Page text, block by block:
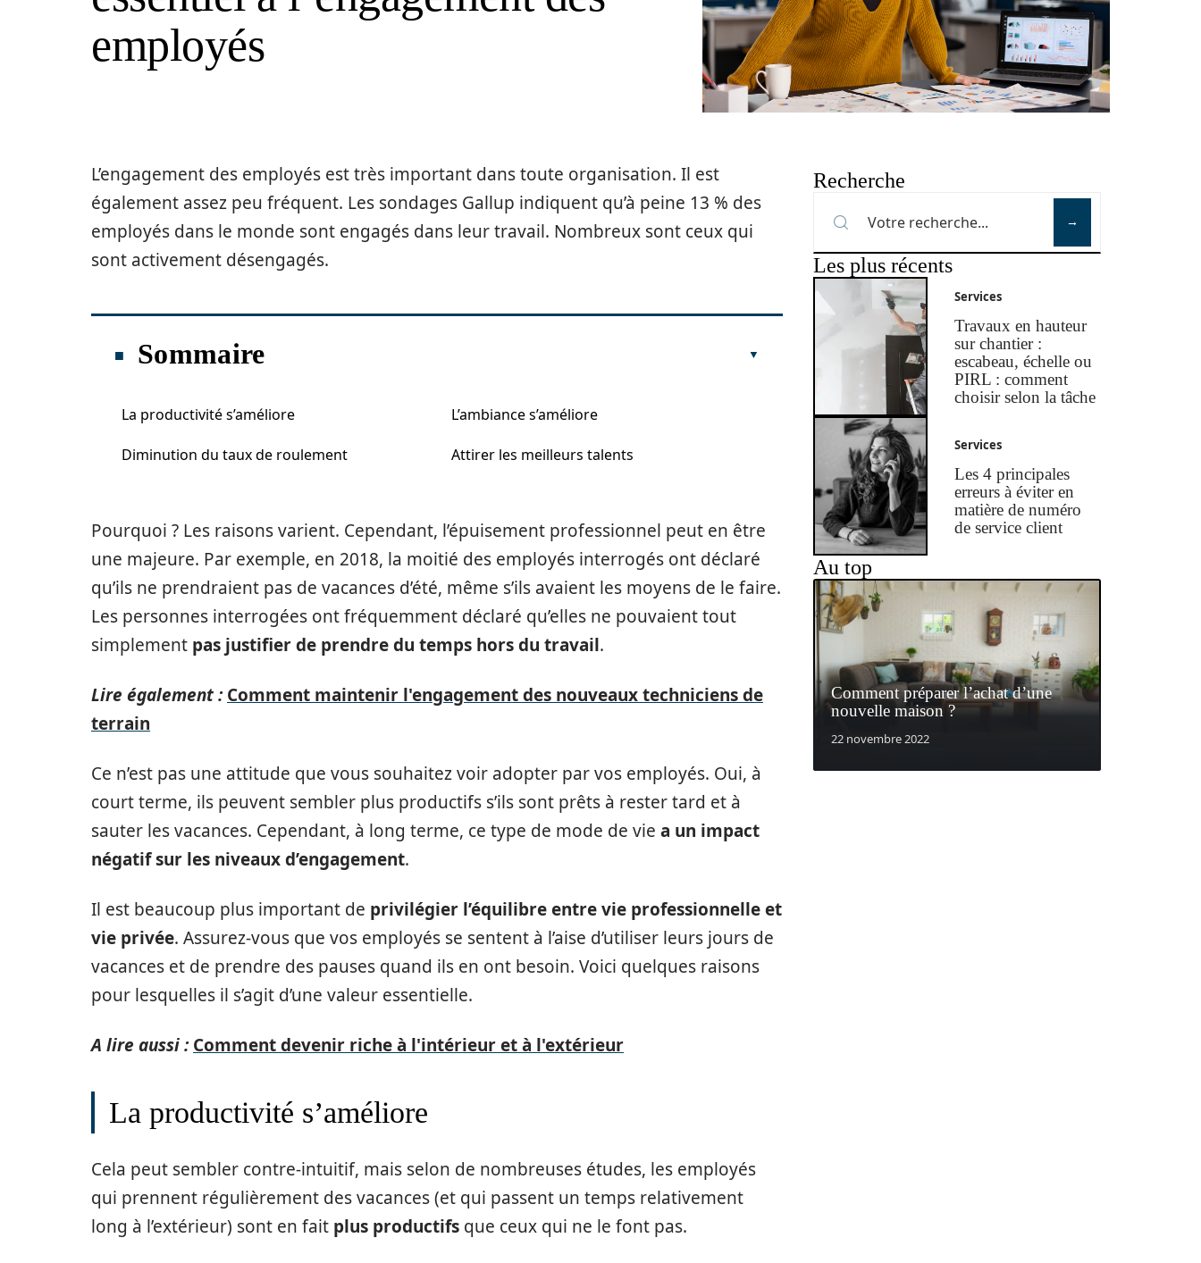
employés
L’engagement des employés est très important dans toute organisation. Il est
également assez peu fréquent. Les sondages Gallup indiquent qu’à peine 13 % des
employés dans le monde sont engagés dans leur travail. Nombreux sont ceux qui
sont activement désengagés.
Sommaire
La productivité s’améliore
Diminution du taux de roulement
L’ambiance s’améliore
Attirer les meilleurs talents
Pourquoi ? Les raisons varient. Cependant, l’épuisement professionnel peut en être
une majeure. Par exemple, en 2018, la moitié des employés interrogés ont déclaré
qu’ils ne prendraient pas de vacances d’été, même s’ils avaient les moyens de le faire.
Les personnes interrogées ont fréquemment déclaré qu’elles ne pouvaient tout
simplement pas justifier de prendre du temps hors du travail.
Lire également : Comment maintenir l'engagement des nouveaux techniciens de
terrain
Ce n’est pas une attitude que vous souhaitez voir adopter par vos employés. Oui, à
court terme, ils peuvent sembler plus productifs s’ils sont prêts à rester tard et à
sauter les vacances. Cependant, à long terme, ce type de mode de vie a un impact
négatif sur les niveaux d’engagement.
Il est beaucoup plus important de privilégier l’équilibre entre vie professionnelle et
vie privée. Assurez-vous que vos employés se sentent à l’aise d’utiliser leurs jours de
vacances et de prendre des pauses quand ils en ont besoin. Voici quelques raisons
pour lesquelles il s’agit d’une valeur essentielle.
A lire aussi : Comment devenir riche à l'intérieur et à l'extérieur
La productivité s’améliore
Cela peut sembler contre-intuitif, mais selon de nombreuses études, les employés
qui prennent régulièrement des vacances (et qui passent un temps relativement
long à l’extérieur) sont en fait plus productifs que ceux qui ne le font pas.
Recherche
Les plus récents
Services
Travaux en hauteur
sur chantier :
escabeau, échelle ou
PIRL : comment
choisir selon la tâche
Services
Les 4 principales
erreurs à éviter en
matière de numéro
de service client
Au top
Comment préparer l’achat d’une
nouvelle maison ?
22 novembre 2022